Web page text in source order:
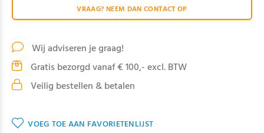
VRAAG? NEEM DAN CONTACT OP
Wij adviseren je graag!
Gratis bezorgd vanaf € 100,- excl. BTW
Veilig bestellen & betalen
VOEG TOE AAN FAVORIETENLIJST